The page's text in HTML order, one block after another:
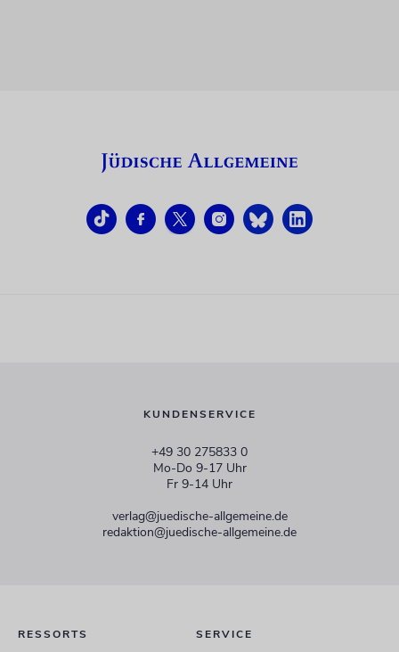
KUNDENSERVICE
+49 30 275833 0
Mo-Do 9-17 Uhr
Fr 9-14 Uhr
verlag@juedische-allgemeine.de
redaktion@juedische-allgemeine.de
RESSORTS SERVICE